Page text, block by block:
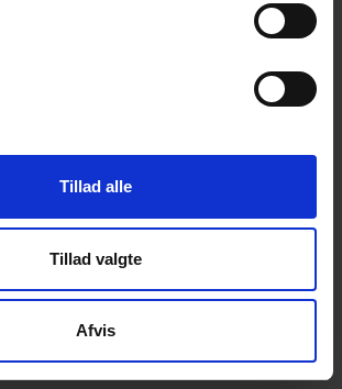
Tillad alle
Tillad valgte
Afvis
systemleveres af